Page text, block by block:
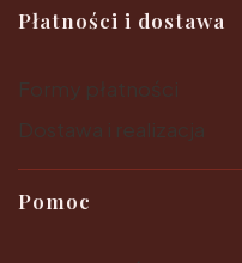
Linki w stopce
Płatności i dostawa
Pomoc